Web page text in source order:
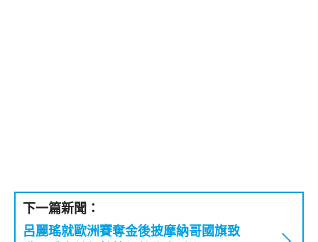
下一篇新聞：
呂麗瑤就歐洲賽奪金後披摩納哥國旗致